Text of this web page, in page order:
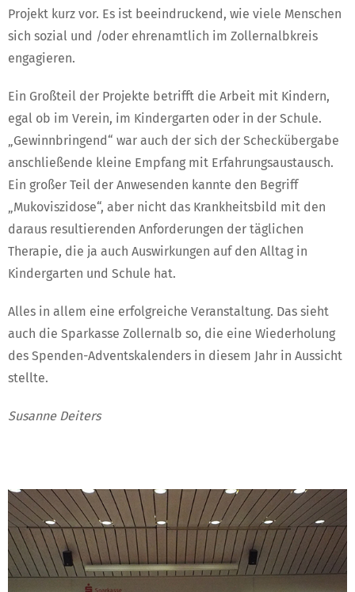
Projekt kurz vor. Es ist beeindruckend, wie viele Menschen
sich sozial und /oder ehrenamtlich im Zollernalbkreis
engagieren.
Ein Großteil der Projekte betrifft die Arbeit mit Kindern,
egal ob im Verein, im Kindergarten oder in der Schule.
„Gewinnbringend“ war auch der sich der Scheckübergabe
anschließende kleine Empfang mit Erfahrungsaustausch.
Ein großer Teil der Anwesenden kannte den Begriff
„Mukoviszidose“, aber nicht das Krankheitsbild mit den
daraus resultierenden Anforderungen der täglichen
Therapie, die ja auch Auswirkungen auf den Alltag in
Kindergarten und Schule hat.
Alles in allem eine erfolgreiche Veranstaltung. Das sieht
auch die Sparkasse Zollernalb so, die eine Wiederholung
des Spenden-Adventskalenders in diesem Jahr in Aussicht
stellte.
Susanne Deiters